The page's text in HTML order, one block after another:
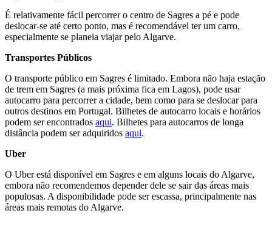
É relativamente fácil percorrer o centro de Sagres a pé e pode
deslocar-se até certo ponto, mas é recomendável ter um carro,
especialmente se planeia viajar pelo Algarve.
Transportes Públicos
O transporte público em Sagres é limitado. Embora não haja estação
de trem em Sagres (a mais próxima fica em Lagos), pode usar
autocarro para percorrer a cidade, bem como para se deslocar para
outros destinos em Portugal. Bilhetes de autocarro locais e horários
podem ser encontrados aqui. Bilhetes para autocarros de longa
distância podem ser adquiridos aqui.
Uber
O Uber está disponível em Sagres e em alguns locais do Algarve,
embora não recomendemos depender dele se sair das áreas mais
populosas. A disponibilidade pode ser escassa, principalmente nas
áreas mais remotas do Algarve.